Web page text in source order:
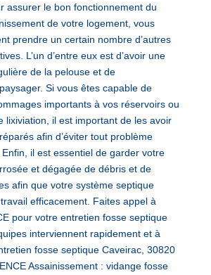
assurer le bon fonctionnement du
de votre logement, vous
prendre un certain nombre d’autres
L’un d’entre eux est d’avoir une
de la pelouse et de
Si vous êtes capable de
importants à vos réservoirs ou
lixiviation, il est important de les avoir
afin d’éviter tout problème
il est essentiel de garder votre
et dégagée de débris et de
afin que votre système septique
efficacement. Faites appel à
pour votre entretien fosse septique
interviennent rapidement et à
fosse septique Caveirac, 30820
Assainissement : vidange fosse